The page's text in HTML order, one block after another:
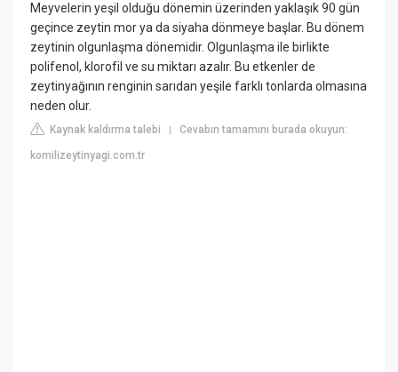
Meyvelerin yeşil olduğu dönemin üzerinden yaklaşık 90 gün
geçince zeytin mor ya da siyaha dönmeye başlar. Bu dönem
zeytinin olgunlaşma dönemidir. Olgunlaşma ile birlikte
polifenol, klorofil ve su miktarı azalır. Bu etkenler de
zeytinyağının renginin sarıdan yeşile farklı tonlarda olmasına
neden olur.
Kaynak kaldırma talebi |Cevabın tamamını burada okuyun:
komilizeytinyagi.com.tr